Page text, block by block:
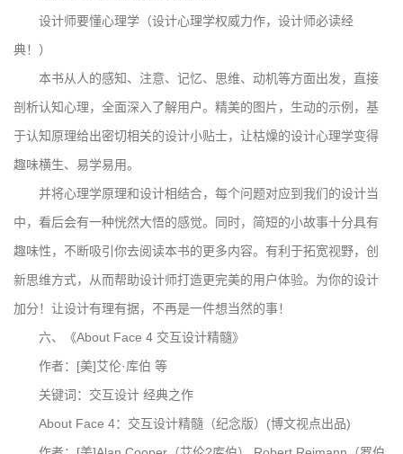
设计师要懂心理学（设计心理学权威力作，设计师必读经
典！）
本书从人的感知、注意、记忆、思维、动机等方面出发，直接
剖析认知心理，全面深入了解用户。精美的图片，生动的示例，基
于认知原理给出密切相关的设计小贴士，让枯燥的设计心理学变得
趣味横生、易学易用。
并将心理学原理和设计相结合，每个问题对应到我们的设计当
中，看后会有一种恍然大悟的感觉。同时，简短的小故事十分具有
趣味性，不断吸引你去阅读本书的更多内容。有利于拓宽视野，创
新思维方式，从而帮助设计师打造更完美的用户体验。为你的设计
加分！让设计有理有据，不再是一件想当然的事！
六、《About Face 4 交互设计精髓》
作者：[美]艾伦·库伯 等
关键词：交互设计 经典之作
About Face 4：交互设计精髓（纪念版）(博文视点出品)